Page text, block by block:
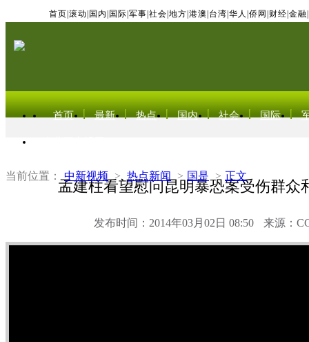
首页 滚动 国内 国际 军事 社会 地方 港澳 台湾 华人 侨网 财经 金融
首页 最新 热点 国内 社会 国际
当前位置： 中新视频 > 热点新闻 > 国是 > 正文
孟建柱看望慰问昆明暴恐案受伤群众
发布时间：2014年03月02日 08:50 来源：